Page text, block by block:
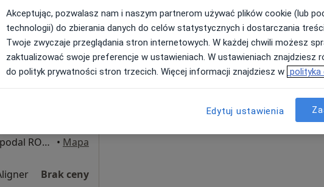
Martyna
opinii
Obornicka 229 lok. 204, (nieopodal RONDA OBORNICKIEGO, naprzeciwko marketu ALDI,"Galeria Arkada"), Poznań • Mapa
Brak ceny
Dziś Jutro Ndz, Pon,
10 Sie
Umawianie online nie jest dostępne
Akceptując, pozwalasz nam i naszym partnerom używać plików cookie (lub
technologii) do zbierania danych do celów statystycznych i dostarczania
Twoje zwyczaje przeglądania stron internetowych. W każdej chwili możesz
zaktualizować swoje preferencje w ustawieniach. W ustawieniach znajdziesz
do polityk prywatności stron trzecich. Więcej informacji znajdziesz w polityka
Edytuj ustawienia